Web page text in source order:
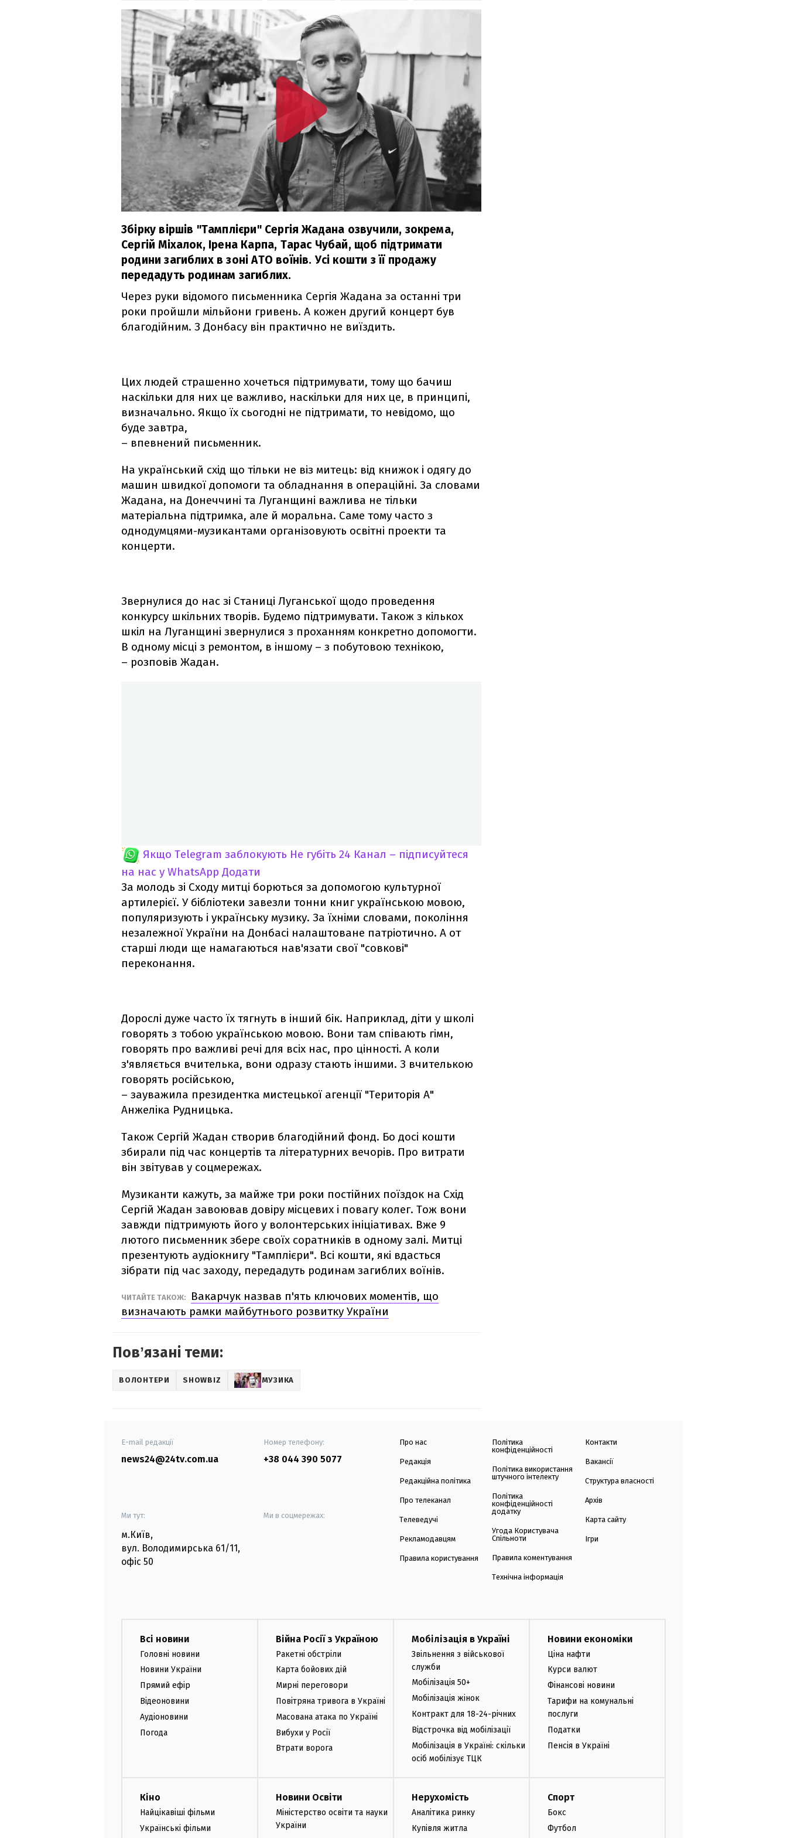
Збірку віршів "Тамплієри" Сергія Жадана озвучили, зокрема,
Сергій Міхалок, Ірена Карпа, Тарас Чубай, щоб підтримати
родини загиблих в зоні АТО воїнів. Усі кошти з її продажу
передадуть родинам загиблих.
Через руки відомого письменника Сергія Жадана за останні три
роки пройшли мільйони гривень. А кожен другий концерт був
благодійним. З Донбасу він практично не виїздить.
Цих людей страшенно хочеться підтримувати, тому що бачиш
наскільки для них це важливо, наскільки для них це, в принципі,
визначально. Якщо їх сьогодні не підтримати, то невідомо, що
буде завтра,
– впевнений письменник.
На український схід що тільки не віз митець: від книжок і одягу до
машин швидкої допомоги та обладнання в операційні. За словами
Жадана, на Донеччині та Луганщині важлива не тільки
матеріальна підтримка, але й моральна. Саме тому часто з
однодумцями-музикантами організовують освітні проекти та
концерти.
Звернулися до нас зі Станиці Луганської щодо проведення
конкурсу шкільних творів. Будемо підтримувати. Також з кількох
шкіл на Луганщині звернулися з проханням конкретно допомогти.
В одному місці з ремонтом, в іншому – з побутовою технікою,
– розповів Жадан.
Якщо Telegram заблокують Не губіть 24 Канал – підписуйтеся
на нас у WhatsApp Додати
За молодь зі Сходу митці борються за допомогою культурної
артилерієї. У бібліотеки завезли тонни книг українською мовою,
популяризують і українську музику. За їхніми словами, покоління
незалежної України на Донбасі налаштоване патріотично. А от
старші люди ще намагаються нав'язати свої "совкові"
переконання.
Дорослі дуже часто їх тягнуть в інший бік. Наприклад, діти у школі
говорять з тобою українською мовою. Вони там співають гімн,
говорять про важливі речі для всіх нас, про цінності. А коли
з'являється вчителька, вони одразу стають іншими. З вчителькою
говорять російською,
– зауважила президентка мистецької агенції "Територія А"
Анжеліка Рудницька.
Також Сергій Жадан створив благодійний фонд. Бо досі кошти
збирали під час концертів та літературних вечорів. Про витрати
він звітував у соцмережах.
Музиканти кажуть, за майже три роки постійних поїздок на Схід
Сергій Жадан завоював довіру місцевих і повагу колег. Тож вони
завжди підтримують його у волонтерських ініціативах. Вже 9
лютого письменник збере своїх соратників в одному залі. Митці
презентують аудіокнигу "Тамплієри". Всі кошти, які вдасться
зібрати під час заходу, передадуть родинам загиблих воїнів.
ЧИТАЙТЕ ТАКОЖ:
Вакарчук назвав п'ять ключових моментів, що
визначають рамки майбутнього розвитку України
Повʼязані теми:
ВОЛОНТЕРИ SHOWBIZ МУЗИКА
E-mail редакції
news24@24tv.com.ua
Номер телефону:
+38 044 390 5077
Ми тут:
м.Київ,
вул. Володимирська 61/11,
офіс 50
Ми в соцмережах:
Про нас
Редакція
Редакційна політика
Про телеканал
Телеведучі
Рекламодавцям
Правила користування
Політика
конфіденційності
Політика використання
штучного інтелекту
Політика
конфіденційності
додатку
Угода Користувача
Спільноти
Правила коментування
Технічна інформація
Контакти
Вакансії
Структура власності
Архів
Карта сайту
Ігри
Всі новини
Головні новини
Новини України
Прямий ефір
Відеоновини
Аудіоновини
Погода
Війна Росії з Україною
Ракетні обстріли
Карта бойових дій
Мирні переговори
Повітряна тривога в Україні
Масована атака по Україні
Вибухи у Росії
Втрати ворога
Мобілізація в Україні
Звільнення з військової
служби
Мобілізація 50+
Мобілізація жінок
Контракт для 18-24-річних
Відстрочка від мобілізації
Мобілізація в Україні: скільки
осіб мобілізує ТЦК
Новини економіки
Ціна нафти
Курси валют
Фінансові новини
Тарифи на комунальні
послуги
Податки
Пенсія в Україні
Кіно
Найцікавіші фільми
Українські фільми
Новини Освіти
Міністерство освіти та науки
України
Нерухомість
Аналітика ринку
Купівля житла
Спорт
Бокс
Футбол